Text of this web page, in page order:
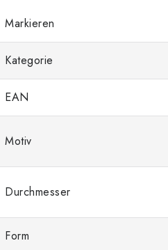
Markieren
Kategorie
EAN
Motiv
Durchmesser
Form